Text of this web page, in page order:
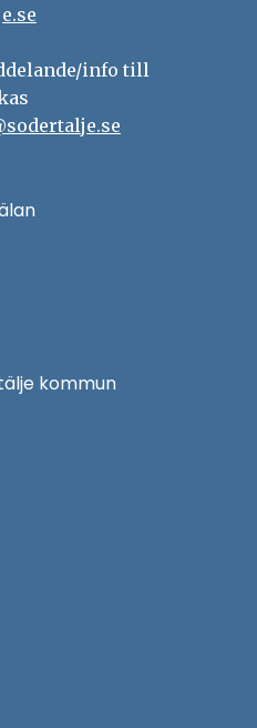
info till
kommun